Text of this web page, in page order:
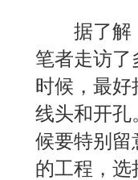
据了解，
笔者走访
时候，最
线头和开孔
候要特别留
的工程，选